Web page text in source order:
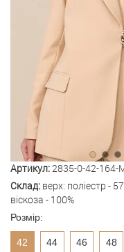
Артикул:2835-0-42-164-
Склад: верх: поліестр -
віскоза - 100%
Розмір:
42 44 46 48